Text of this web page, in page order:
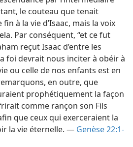
le couteau que tenait
à la vie d’Isaac, mais la voix
Par conséquent, “et ce fut
reçut Isaac d’entre les
foi devrait nous inciter à obéir à
ou celle de nos enfants est en
en outre, que
prophétiquement la façon
comme rançon son Fils
que ceux qui exerceraient la
la vie éternelle. — Genèse 22:1-